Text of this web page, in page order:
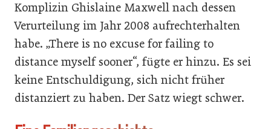
Komplizin Ghislaine Maxwell nach dessen
Verurteilung im Jahr 2008 aufrechterhalten
habe. „There is no excuse for failing to
distance myself sooner“, fügte er hinzu. Es sei
keine Entschuldigung, sich nicht früher
distanziert zu haben. Der Satz wiegt schwer.